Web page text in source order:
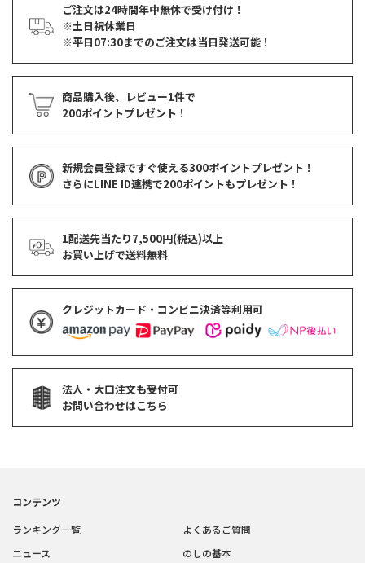
ご注文は24時間年中無休で受け付け！
※土日祝休業日
※平日07:30までのご注文は当日発送可能！
商品購入後、レビュー1件で
200ポイントプレゼント！
新規会員登録ですぐ使える300ポイントプレゼント！
さらにLINE ID連携で200ポイントもプレゼント！
1配送先当たり7,500円(税込)以上
お買い上げで送料無料
クレジットカード・コンビニ決済等利用可
法人・大口注文も受付可
お問い合わせはこちら
コンテンツ
ランキング一覧
ニュース
よくあるご質問
のしの基本